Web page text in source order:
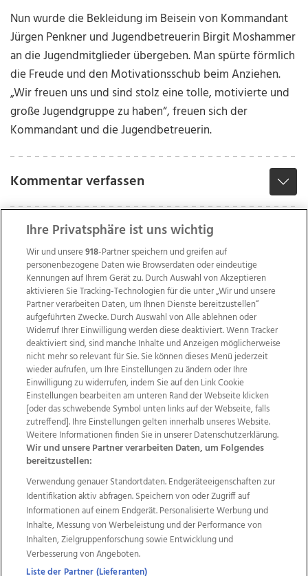
Nun wurde die Bekleidung im Beisein von Kommandant
Jürgen Penkner und Jugendbetreuerin Birgit Moshammer
an die Jugendmitglieder übergeben. Man spürte förmlich
die Freude und den Motivationsschub beim Anziehen.
„Wir freuen uns und sind stolz eine tolle, motivierte und
große Jugendgruppe zu haben“, freuen sich der
Kommandant und die Jugendbetreuerin.
Kommentar verfassen
Wir über uns Mediadaten Kontakt
Jobs
Datenschutz
Impressum
AGB Anzeigekunden
AGB Website
Ehrenkodex Politische Werbung
Weitere Angebote des Medienhauses Wimmer
TV1 di-mog-i.at OÖNow
Ischler Woche
Life Radio
OÖNachrichten
OÖN Immobilien
OÖN Karriere
OÖN Reise
Promenaden Galerien
Regionaljobs
wasistlos.at wirtrauern.at
Ihre Privatsphäre ist uns wichtig
Wir und unsere918-Partner speichern und greifen auf
personenbezogene Daten wie Browserdaten oder eindeutige
Kennungen auf Ihrem Gerät zu. Durch Auswahl von Akzeptieren
aktivieren Sie Tracking-Technologien für die unter „Wir und unsere
Partner verarbeiten Daten, um Ihnen Dienste bereitzustellen“
aufgeführten Zwecke. Durch Auswahl von Alle ablehnen oder
Widerruf Ihrer Einwilligung werden diese deaktiviert. Wenn Tracker
deaktiviert sind, sind manche Inhalte und Anzeigen möglicherweise
nicht mehr so relevant für Sie. Sie können dieses Menü jederzeit
wieder aufrufen, um Ihre Einstellungen zu ändern oder Ihre
Einwilligung zu widerrufen, indem Sie auf den Link Cookie
Einstellungen bearbeiten am unteren Rand der Webseite klicken
[oder das schwebende Symbol unten links auf der Webseite, falls
zutreffend]. Ihre Einstellungen gelten innerhalb unseres Website.
Weitere Informationen finden Sie in unserer Datenschutzerklärung.
Wir und unsere Partner verarbeiten Daten, um Folgendes
bereitzustellen:
Verwendung genauer Standortdaten. Endgeräteeigenschaften zur
Identifikation aktiv abfragen. Speichern von oder Zugriff auf
Informationen auf einem Endgerät. Personalisierte Werbung und
Inhalte, Messung von Werbeleistung und der Performance von
Inhalten, Zielgruppenforschung sowie Entwicklung und
Verbesserung von Angeboten.
Liste der Partner (Lieferanten)